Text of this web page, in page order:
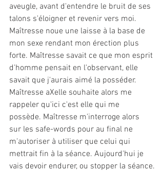
aveugle, avant d'entendre le bruit de ses
talons s'éloigner et revenir vers moi.
Maîtresse noue une laisse à la base de
mon sexe rendant mon érection plus
forte. Maîtresse savait ce que mon esprit
d'homme pensait en l'observant, elle
savait que j'aurais aimé la posséder.
Maîtresse aXelle souhaite alors me
rappeler qu'ici c'est elle qui me
possède. Maîtresse m'interroge alors
sur les safe-words pour au final ne
m'autoriser à utiliser que celui qui
mettrait fin à la séance. Aujourd'hui je
vais devoir endurer, ou stopper la séance.